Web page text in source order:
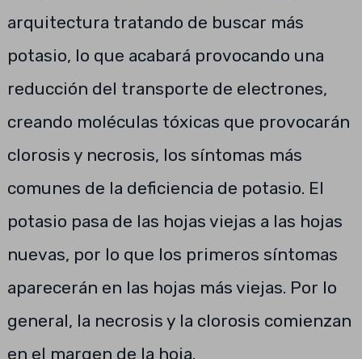
arquitectura tratando de buscar más
potasio, lo que acabará provocando una
reducción del transporte de electrones,
creando moléculas tóxicas que provocarán
clorosis y necrosis, los síntomas más
comunes de la deficiencia de potasio. El
potasio pasa de las hojas viejas a las hojas
nuevas, por lo que los primeros síntomas
aparecerán en las hojas más viejas. Por lo
general, la necrosis y la clorosis comienzan
en el margen de la hoja.